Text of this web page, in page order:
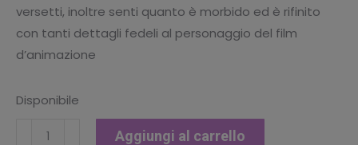
versetti, inoltre senti quanto è morbido ed è rifinito
con tanti dettagli fedeli al personaggio del film
d’animazione
Disponibile
PELUCHE
Aggiungi al carrello